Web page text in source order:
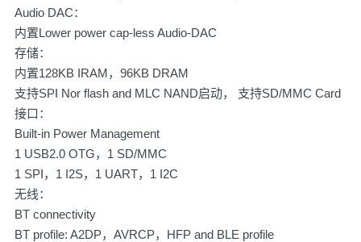
Audio DAC：
内置Lower power cap-less Audio-DAC
存储：
内置128KB IRAM，96KB DRAM
支持SPI Nor flash and MLC NAND启动， 支持SD/MMC Card
接口：
Built-in Power Management
1 USB2.0 OTG，1 SD/MMC
1 SPI，1 I2S，1 UART，1 I2C
无线：
BT connectivity
BT profile: A2DP，AVRCP，HFP and BLE profile